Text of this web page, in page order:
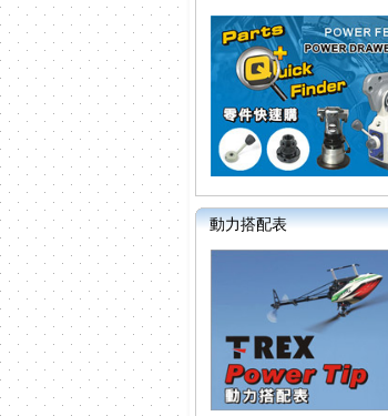
動力搭配表